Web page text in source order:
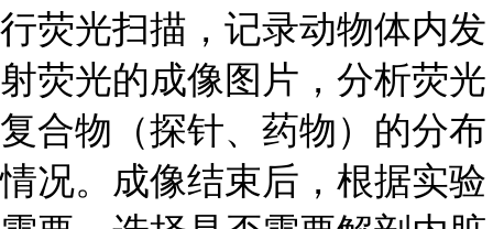
行荧光扫描，记录动物体内发
射荧光的成像图片，分析荧光
复合物（探针、药物）的分布
情况。成像结束后，根据实验